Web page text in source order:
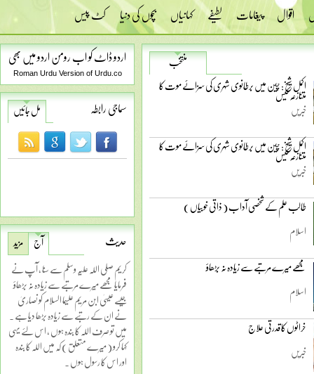
اقوال پیغامات لطیفے کہانیاں بچوں کی دنیا کٹ پیس
اردو ڈاٹ کو اب رومن اردو میں بھی
Roman Urdu Version of Urdu.co
سماجی رابطہ مل جائیں
حدیث مزید آج
کریم صلی اللہ علیہ وسلم سے سنا ، آپ نے
فرمایا مجھے میرے مرتبے سے زیادہ نہ بڑھاؤ
جیسے عیسیٰ ابن مریم علیہما السلام کو نصاریٰ
نے ان کے رتبے سے زیادہ بڑھا دیا ہے ۔
میں تو صرف اللہ کا بندہ ہوں ، اس لئے یہی
کہا کرو ( میرے متعلق ) کہ میں اللہ کا بندہ
اور اس کا رسول ہوں ۔
منتخب
اکمل شیخ: چین میں برطانوی شہری کی سزائے موت کا
متنازعہ کیس
خبریں
اکمل شیخ: چین میں برطانوی شہری کی سزائے موت کا
متنازعہ کیس
خبریں
طالب علم کے شخصی آداب ( ذاتی خوبیاں )
اسلام
مجھے میرے مرتبے سے زیادہ نہ بڑھاؤ
اسلام
خراٹوں کا قدرتی علاج
خبریں